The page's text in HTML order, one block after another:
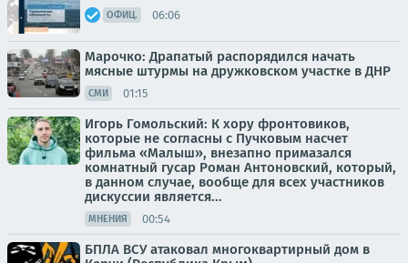
ОФИЦ. 06:06
Марочко: Драпатый распорядился начать
мясные штурмы на дружковском участке в ДНР
СМИ 01:15
Игорь Гомольский: К хору фронтовиков,
которые не согласны с Пучковым насчет
фильма «Малыш», внезапно примазался
комнатный гусар Роман Антоновский, который,
в данном случае, вообще для всех участников
дискуссии является...
МНЕНИЯ 00:54
БПЛА ВСУ атаковал многоквартирный дом в